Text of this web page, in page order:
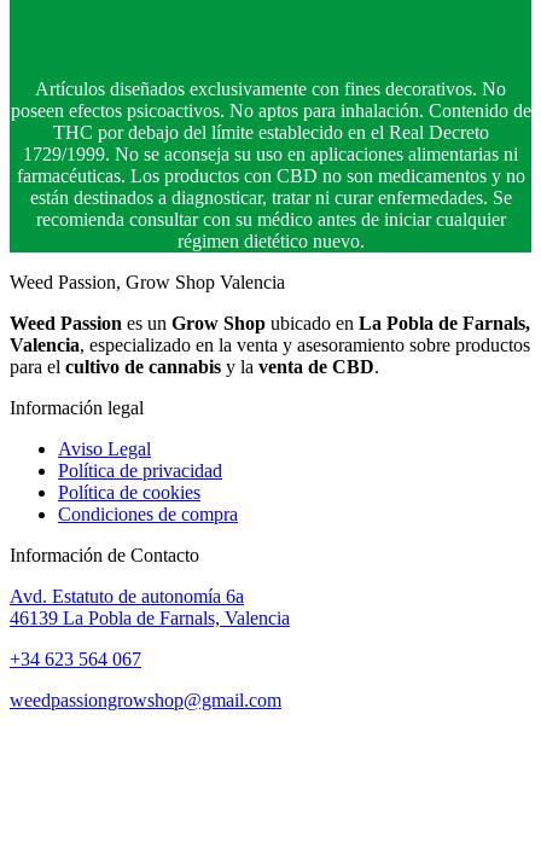
Artículos diseñados exclusivamente con fines decorativos. No
poseen efectos psicoactivos. No aptos para inhalación. Contenido de
THC por debajo del límite establecido en el Real Decreto
1729/1999. No se aconseja su uso en aplicaciones alimentarias ni
farmacéuticas. Los productos con CBD no son medicamentos y no
están destinados a diagnosticar, tratar ni curar enfermedades. Se
recomienda consultar con su médico antes de iniciar cualquier
régimen dietético nuevo.
Weed Passion, Grow Shop Valencia
Weed Passion es un Grow Shop ubicado en La Pobla de Farnals,
Valencia, especializado en la venta y asesoramiento sobre productos
para el cultivo de cannabis y la venta de CBD.
Información legal
Aviso Legal
Política de privacidad
Política de cookies
Condiciones de compra
Información de Contacto
Avd. Estatuto de autonomía 6a
46139 La Pobla de Farnals, Valencia
+34 623 564 067
weedpassiongrowshop@gmail.com